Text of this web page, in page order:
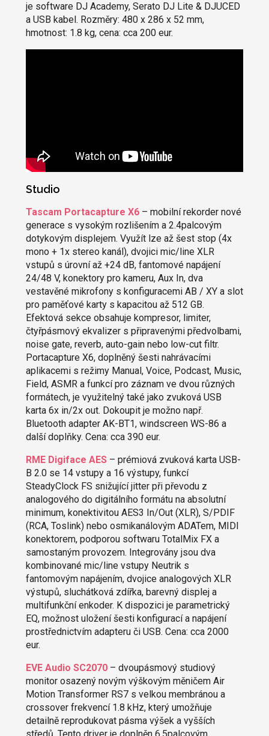
je software DJ Academy, Serato DJ Lite & DJUCED
a USB kabel. Rozměry: 480 x 286 x 52 mm,
hmotnost: 1.8 kg, cena: cca 200 eur.
Studio
Tascam Portacapture X6– mobilní rekorder nové
generace s vysokým rozlišením a 2.4palcovým
dotykovým displejem. Využít lze až šest stop (4x
mono + 1x stereo kanál), dvojici mic/line XLR
vstupů s úrovní až +24 dB, fantomové napájení
24/48 V, konektory pro kameru, Aux In, dva
vestavěné mikrofony s konfiguracemi AB / XY a slot
pro paměťové karty s kapacitou až 512 GB.
Efektová sekce obsahuje kompresor, limiter,
čtyřpásmový ekvalizer s připravenými předvolbami,
noise gate, reverb, auto-gain nebo low-cut filtr.
Portacapture X6, doplněný šesti nahrávacími
aplikacemi s režimy Manual, Voice, Podcast, Music,
Field, ASMR a funkcí pro záznam ve dvou různých
formátech, je využitelný také jako zvuková USB
karta 6x in/2x out. Dokoupit je možno např.
Bluetooth adapter AK-BT1, windscreen WS-86 a
další doplňky. Cena: cca 390 eur.
RME Digiface AES– prémiová zvuková karta USB-
B 2.0 se 14 vstupy a 16 výstupy, funkcí
SteadyClock FS snižující jitter při převodu z
analogového do digitálního formátu na absolutní
minimum, konektivitou AES3 In/Out (XLR), S/PDIF
(RCA, Toslink) nebo osmikanálovým ADATem, MIDI
konektorem, podporou softwaru TotalMix FX a
samostaným provozem. Integrovány jsou dva
kombinované mic/line vstupy Neutrik s
fantomovým napájením, dvojice analogových XLR
výstupů, sluchátková zdířka, barevný displej a
multifunkční enkoder. K dispozici je parametrický
EQ, možnost uložení šesti konfigurací a napájení
prostřednictvím adapteru či USB. Cena: cca 2000
eur.
EVE Audio SC2070– dvoupásmový studiový
monitor osazený novým výškovým měničem Air
Motion Transformer RS7 s velkou membránou a
crossover frekvencí 1.8 kHz, který umožňuje
detailně reprodukovat pásma výšek a vyšších